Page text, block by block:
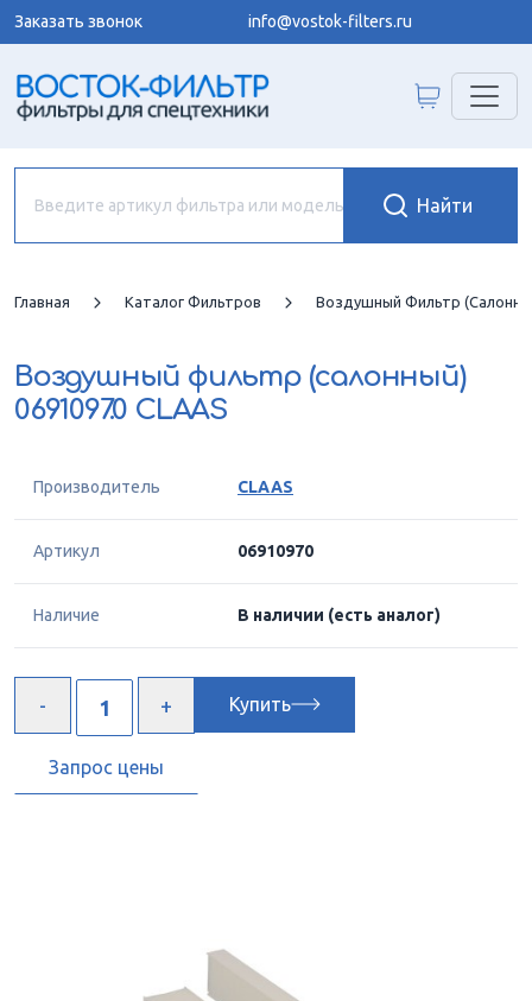
Заказать звонок info@vostok-filters.ru
Главная Каталог Фильтров Воздушный Фильтр
Воздушный фильтр (салонный)
0691097.0 CLAAS
Производитель CLAAS
Артикул 06910970
Наличие В наличии (есть аналог)
Купить
Запрос цены